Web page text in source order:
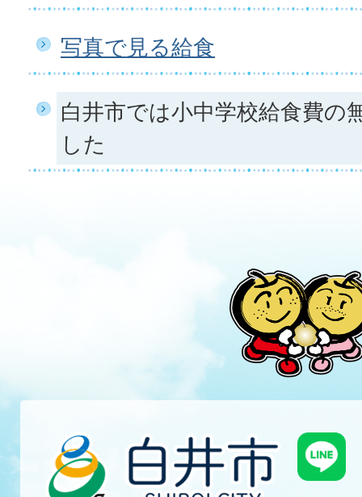
写真で見る給食
白井市では小中学校給食費の
した